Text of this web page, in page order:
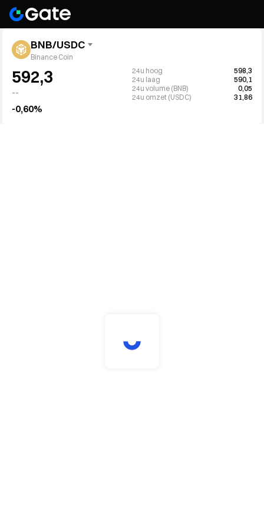
BNB/USDC
Binance Coin
592,3
--
-0,60%
24u hoog
598,3
24u laag
590,1
24u volume (BNB)
0,05
24u omzet (USDC)
31,86